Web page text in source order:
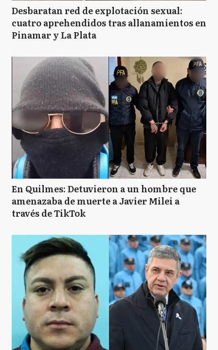
Desbaratan red de explotación sexual:
cuatro aprehendidos tras allanamientos en
Pinamar y La Plata
En Quilmes: Detuvieron a un hombre que
amenazaba de muerte a Javier Milei a
través de TikTok